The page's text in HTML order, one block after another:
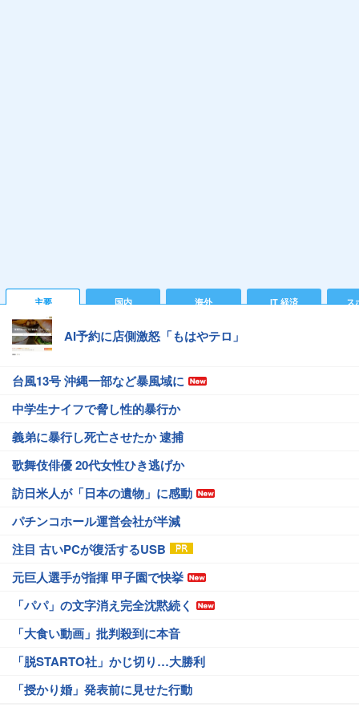
主要 国内 海外 IT 経済 ス
AI予約に店側激怒「もはやテロ」
台風13号 沖縄一部など暴風域に
中学生ナイフで脅し性的暴行か
義弟に暴行し死亡させたか 逮捕
歌舞伎俳優 20代女性ひき逃げか
訪日米人が「日本の遺物」に感動
パチンコホール運営会社が半減
注目 古いPCが復活するUSB
元巨人選手が指揮 甲子園で快挙
「パパ」の文字消え完全沈黙続く
「大食い動画」批判殺到に本音
「脱STARTO社」かじ切り…大勝利
「授かり婚」発表前に見せた行動